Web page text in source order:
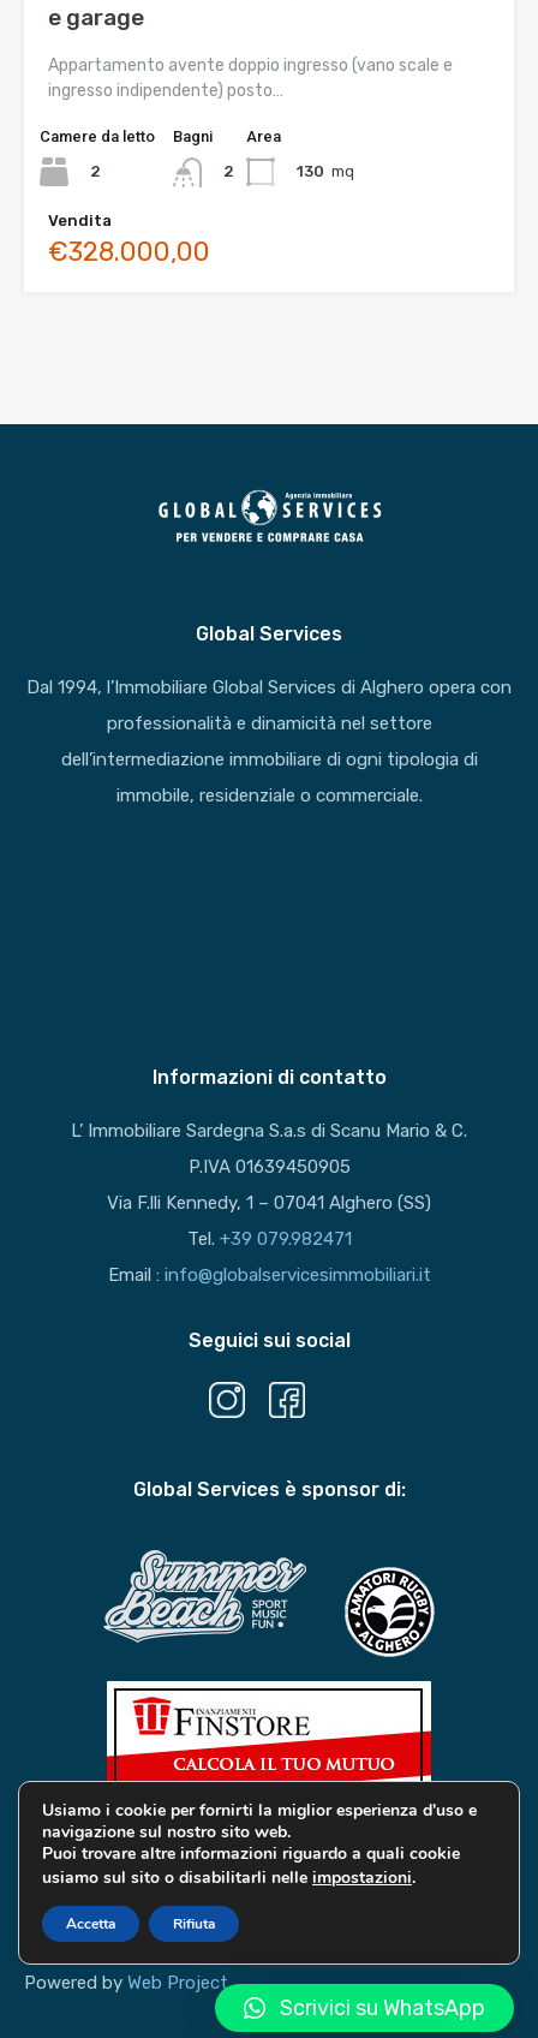
e garage
Appartamento avente doppio ingresso (vano scale e
ingresso indipendente) posto…
Camere da letto
2
Bagni
2
Area
130 mq
Vendita
€328.000,00
Global Services
Dal 1994, l’Immobiliare Global Services di Alghero opera con
professionalità e dinamicità nel settore
dell’intermediazione immobiliare di ogni tipologia di
immobile, residenziale o commerciale.
Informazioni di contatto
L’ Immobiliare Sardegna S.a.s di Scanu Mario & C.
P.IVA 01639450905
Via F.lli Kennedy, 1 – 07041 Alghero (SS)
Tel. +39 079.982471
Email : info@globalservicesimmobiliari.it
Seguici sui social
Global Services è sponsor di:
© 2019 Global Services Immobiliari | All rights reserved |
Privacy e Cookie
Powered by Web Project
Usiamo i cookie per fornirti la miglior esperienza d'uso e
navigazione sul nostro sito web.
Puoi trovare altre informazioni riguardo a quali cookie
usiamo sul sito o disabilitarli nelle impostazioni.
Accetta Rifiuta
Scrivici su WhatsApp